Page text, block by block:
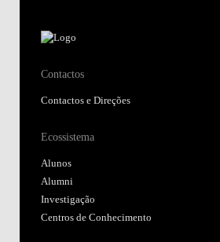
Contactos
Contactos e Direções
Ecossistema
Alunos
Alumni
Investigação
Centros de Conhecimento